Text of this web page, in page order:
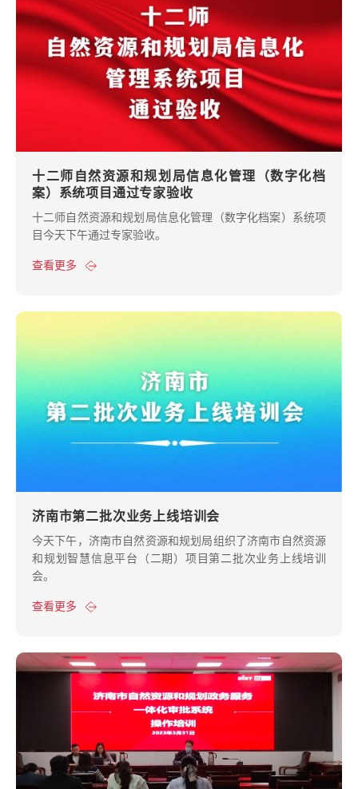
十二师自然资源和规划局信息化管理（数字化档
案）系统项目通过专家验收
十二师自然资源和规划局信息化管理（数字化档案）系统项
目今天下午通过专家验收。
查看更多
济南市第二批次业务上线培训会
今天下午，济南市自然资源和规划局组织了济南市自然资源
和规划智慧信息平台（二期）项目第二批次业务上线培训
会。
查看更多